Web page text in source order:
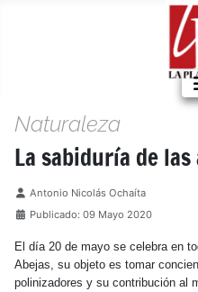
Naturaleza
La sabiduría de las
Detalles
Antonio Nicolás Ochaíta
Publicado: 09 Mayo 2020
El día 20 de mayo se celebra en
Abejas, su objeto es tomar
polinizadores y su contribución al